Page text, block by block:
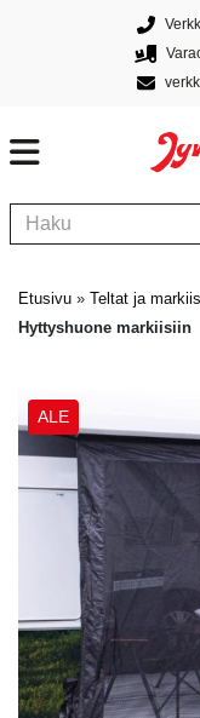
Etusivu » Teltat ja
Hyttyshuone markiisiin
ALE